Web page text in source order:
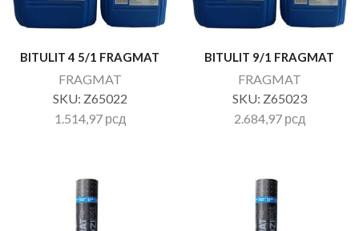
BITULIT 4 5/1 FRAGMAT
FRAGMAT
SKU: Z65022
1.514,97 рсд
BITULIT 9/1 FRAGMAT
FRAGMAT
SKU: Z65023
2.684,97 рсд